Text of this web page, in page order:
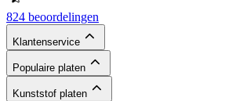
824 beoordelingen
Klantenservice
Populaire platen
Kunststof platen